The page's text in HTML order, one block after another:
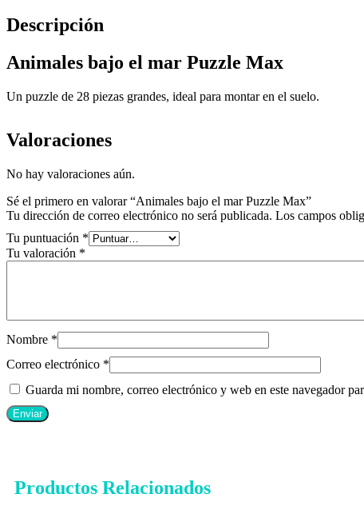
Descripción
Animales bajo el mar Puzzle Max
Un puzzle de 28 piezas grandes, ideal para montar en el suelo.
Valoraciones
No hay valoraciones aún.
Sé el primero en valorar “Animales bajo el mar Puzzle Max”
Tu dirección de correo electrónico no será publicada. Los campos
Tu puntuación *
Tu valoración *
Nombre *
Correo electrónico *
Guarda mi nombre, correo electrónico y web en este navegador
Productos Relacionados